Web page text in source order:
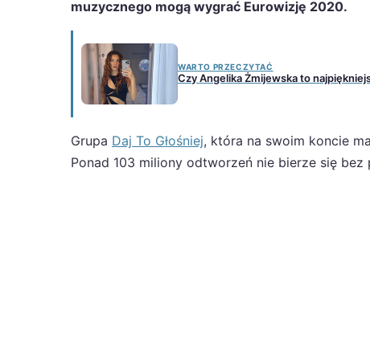
muzycznego mogą wygrać Eurowizję 2020.
WARTO PRZECZYTAĆ
Czy Angelika Żmijewska to
Grupa Daj To Głośniej, która na swoim koncie
Ponad 103 miliony odtworzeń nie bierze się